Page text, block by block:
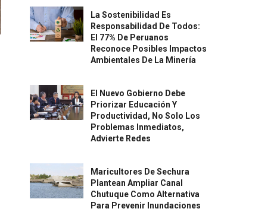
La Sostenibilidad Es
Responsabilidad De Todos:
El 77% De Peruanos
Reconoce Posibles Impactos
Ambientales De La Minería
El Nuevo Gobierno Debe
Priorizar Educación Y
Productividad, No Solo Los
Problemas Inmediatos,
Advierte Redes
Maricultores De Sechura
Plantean Ampliar Canal
Chutuque Como Alternativa
Para Prevenir Inundaciones